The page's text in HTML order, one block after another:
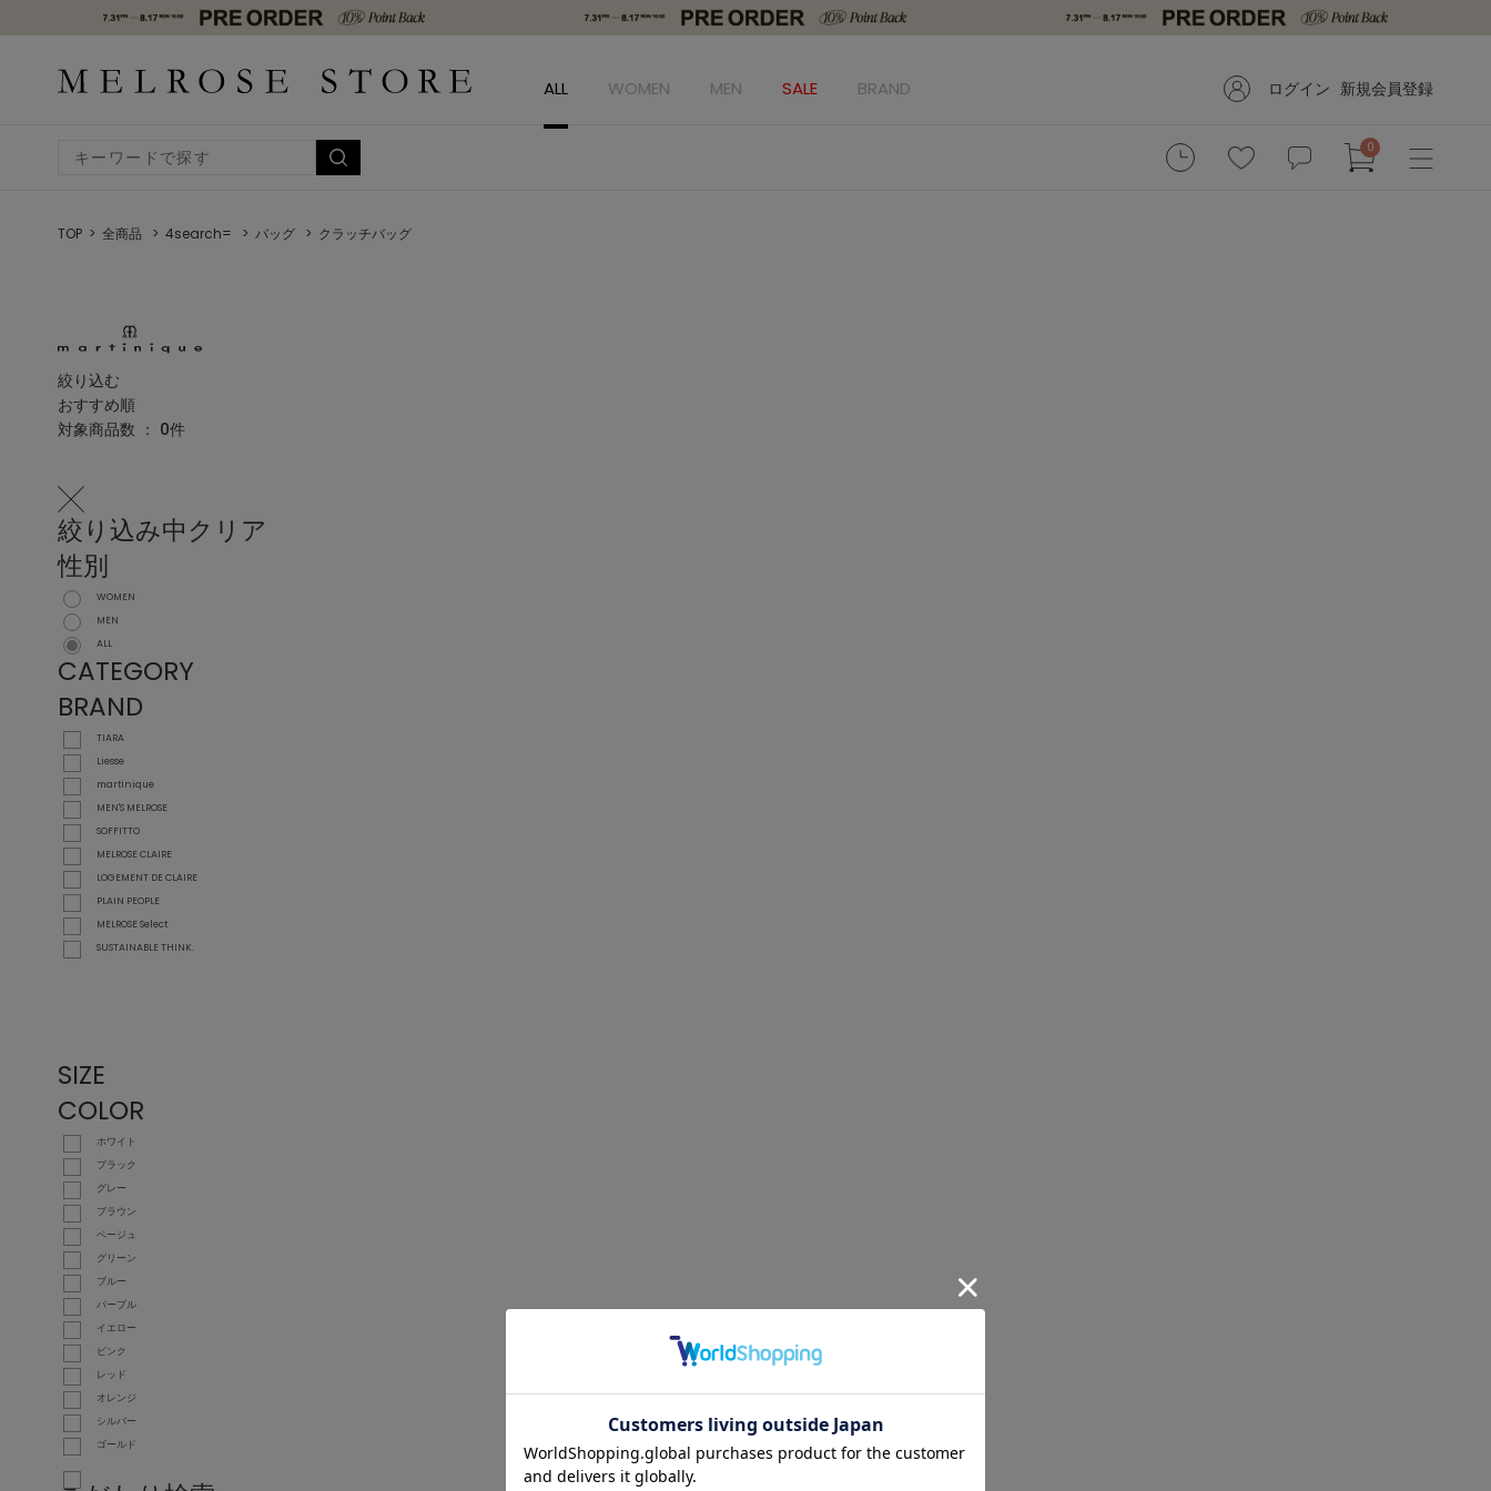
ALL WOMEN MEN SALE BRAND ログイン 新規会員登録
0
TOP 全商品 4search= バッグ クラッチバッグ
絞り込む
おすすめ順
対象商品数 ： 0件
絞り込み中クリア
性別
WOMEN
MEN
ALL
CATEGORY
BRAND
TIARA
Liesse
martinique
MEN'S MELROSE
SOFFITTO
MELROSE CLAIRE
LOGEMENT DE CLAIRE
PLAIN PEOPLE
MELROSE Select
SUSTAINABLE THINK.
SIZE
COLOR
ホワイト
ブラック
グレー
ブラウン
ベージュ
グリーン
ブルー
パープル
イエロー
ピンク
レッド
オレンジ
シルバー
ゴールド